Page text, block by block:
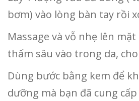
bơm) vào lòng bàn tay rồi
Massage và vỗ nhẹ lên
thấm sâu vào trong da,
Dùng bước bằng kem để
dưỡng mà bạn đã cung cấp